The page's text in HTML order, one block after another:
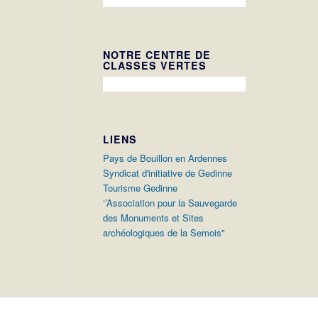
NOTRE CENTRE DE
CLASSES VERTES
LIENS
Pays de Bouillon en Ardennes
Syndicat d'initiative de Gedinne
Tourisme Gedinne
‘’Association pour la Sauvegarde
des Monuments et Sites
archéologiques de la Semois"